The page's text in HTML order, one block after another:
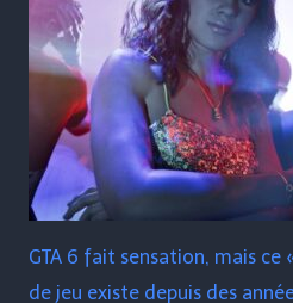
GTA 6 fait sensation, mais ce
de jeu existe depuis des